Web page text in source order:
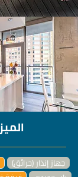
جهاز إنذار (حرائق)